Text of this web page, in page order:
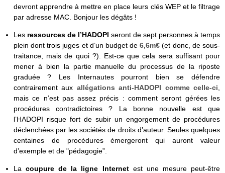
devront apprendre à mettre en place leurs clés WEP et le filtrage
par adresse MAC. Bonjour les dégâts !
Les ressources de l’HADOPI seront de sept personnes à temps
plein dont trois juges et d’un budget de6,6m€ (et donc, de sous-
traitance, mais de quoi ?). Est-ce que cela sera suffisant pour
mener à bien la partie manuelle du processus de la riposte
graduée ? Les Internautes pourront bien se défendre
contrairement aux allégations anti-HADOPI comme celle-ci
mais ce n’est pas assez précis : comment seront gérées les
procédures contradictoires ? La bonne nouvelle est que
l’HADOPI risque fort de subir un engorgement de procédures
déclenchées par les sociétés de droits d’auteur. Seules quelques
centaines de procédures émergeront qui auront valeur
d’exemple et de "pédagogie”.
Lacoupure de la ligne Internet est une mesure peut-être